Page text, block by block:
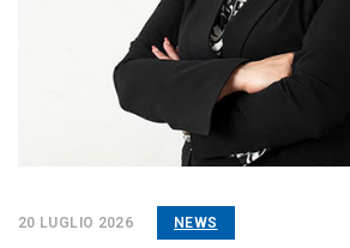
20 LUGLIO 2026 NEWS